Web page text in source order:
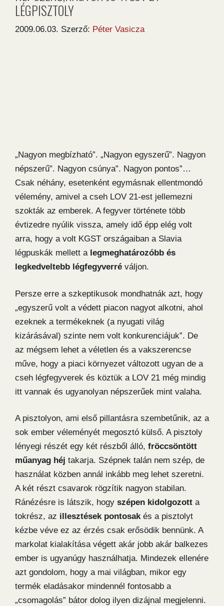
LÉGPISZTOLY
2009.06.03. Szerző: Péter Vasicza
„Nagyon megbízható”. „Nagyon egyszerű”. Nagyon
népszerű”. Nagyon csúnya”. Nagyon pontos”…
Csak néhány, esetenként egymásnak ellentmondó
vélemény, amivel a cseh LOV 21-est jellemezni
szokták az emberek. A fegyver története több
évtizedre nyúlik vissza, amely idő épp elég volt
arra, hogy a volt KGST országaiban a Slavia
légpuskák mellett a legmeghatározóbb és
legkedveltebb légfegyverré váljon.
Persze erre a szkeptikusok mondhatnák azt, hogy
„egyszerű volt a védett piacon nagyot alkotni, ahol
ezeknek a termékeknek (a nyugati világ
kizárásával) szinte nem volt konkurenciájuk”. De
az mégsem lehet a véletlen és a vakszerencse
műve, hogy a piaci környezet változott ugyan de a
cseh légfegyverek és köztük a LOV 21 még mindig
itt vannak és ugyanolyan népszerűek mint valaha.
A pisztolyon, ami első pillantásra szembetűnik, az a
sok ember véleményét megosztó külső. A pisztoly
lényegi részét egy két részből álló, fröccsöntött
műanyag héj takarja. Szépnek talán nem szép, de
használat közben annál inkább meg lehet szeretni.
A két részt csavarok rögzítik nagyon stabilan.
Ránézésre is látszik, hogy szépen kidolgozott a
tokrész, az illesztések pontosakés a pisztolyt
kézbe véve ez az érzés csak erősödik bennünk. A
markolat kialakítása végett akár jobb akár balkezes
ember is ugyanúgy használhatja. Mindezek ellenére
azt gondolom, hogy a mai világban, mikor egy
termék eladásakor mindennél fontosabb a
„csomagolás” bátor dolog ilyen dizájnal megjelenni.